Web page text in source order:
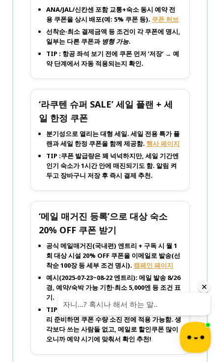
ANA/JAL/신칸센 포함교통+숙소 동시 예약 전
용 쿠폰을 상시 배포(예: 5% 쿠폰 등). 쿠폰 허브
선착순·최소 결제금액 등 조건이 각 쿠폰에 명시,
일부는 다른 쿠폰과 병행 가능.
TIP : 항공 좌석 보기 전에 쿠폰 먼저 ‘저장’ → 예
약 단계에서 자동 적용되는지 확인.
‘라쿠텐 슈퍼 SALE’ 세일 플랜 + 세
일 한정 쿠폰
분기성으로 열리는 대형 세일. 세일 전용 특가 플
랜과세일 한정 쿠폰을 함께 제공함. 행사 페이지
TIP :쿠폰 발급량은 꽤 넉넉하지만, 세일 기간엔
인기 숙소가 1시간 안에 매진되기도 함. 알림 켜
두고 장바구니 저장 후 즉시 결제 추천.
‘메일 매거진 등록’으로 대상 숙소
20% OFF 쿠폰 받기
공식 메일매거진(국내편) 엔트리 + 구독시 월 1
회 대상 시설 20% OFF 쿠폰을 이메일로 발송(선
착순 100장 등 세부 조건 명시). 캠페인 페이지
예시(2025‑07‑23~08‑22 엔트리): 메일 발송 8/26
경, 예약/숙박 가능 기한·최소 5,000엔 등 조건 표
기.
TIP : ‘엔트리 → 구독 → 발송일 체크’ 순서로 미
리 준비하면 쿠폰 수량 소진 전에 적용 가능함. 생
각보다 쓰는 사람들 없고, 메일로 할인쿠폰 많이
오니까 예약 시기에 맞춰서 확인 추천!